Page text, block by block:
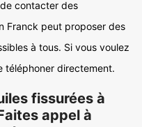
contacter des
Franck peut proposer des
à tous. Si vous voulez
téléphoner directement.
fissurées à
appel à